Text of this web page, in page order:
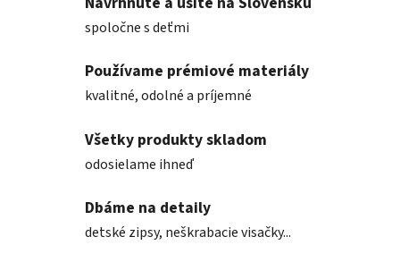
spoločne s deťmi
Používame prémiové materiály
kvalitné, odolné a príjemné
Všetky produkty skladom
odosielame ihneď
Dbáme na detaily
detské zipsy, neškrabacie visačky...